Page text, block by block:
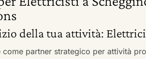
della tua attività:
come partner strategico per attività